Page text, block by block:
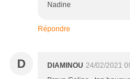
Nadine
Répondre
D DIAMINOU 24/02/2021